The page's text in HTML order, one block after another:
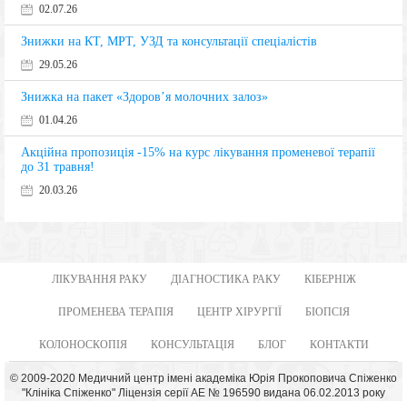
02.07.26
Знижки на КТ, МРТ, УЗД та консультації спеціалістів
29.05.26
Знижка на пакет «Здоров’я молочних залоз»
01.04.26
Акційна пропозиція -15% на курс лікування променевої терапії
до 31 травня!
20.03.26
ЛІКУВАННЯ РАКУ ДІАГНОСТИКА РАКУ КІБЕРНІЖ
ПРОМЕНЕВА ТЕРАПІЯ ЦЕНТР ХІРУРГІЇ БІОПСІЯ
КОЛОНОСКОПІЯ КОНСУЛЬТАЦІЯ БЛОГ КОНТАКТИ
© 2009-2020 Медичний центр імені академіка Юрія Прокоповича Спіженко
"Клініка Спіженко" Ліцензія серії АЕ № 196590 видана 06.02.2013 року